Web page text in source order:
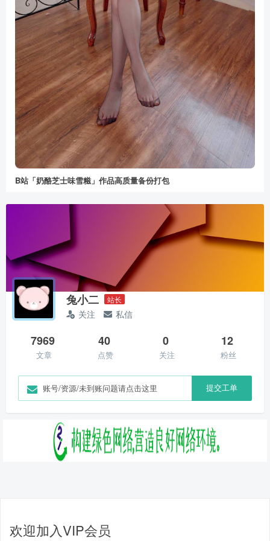
B站「奶酪芝士味雪糍」作品高质量备份打包
兔小二 站长
关注 私信
7969
文章
40
点赞
0
关注
12
粉丝
账号/资源/未到账问题请点击这里 提交工单
欢迎加入VIP会员